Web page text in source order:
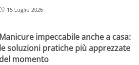
15 Luglio 2026
Manicure impeccabile anche a casa:
le soluzioni pratiche più apprezzate
del momento